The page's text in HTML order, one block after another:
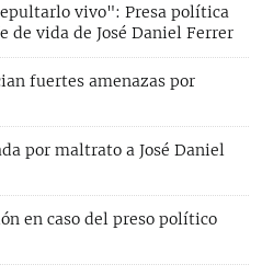
vivo": Presa política
de vida de José Daniel Ferrer
fuertes amenazas por
por maltrato a José Daniel
en caso del preso político